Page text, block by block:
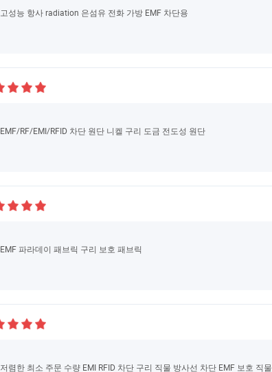
고성능 항사 radiation 은섬유 전화 가방 EMF 차단용
EMF/RF/EMI/RFID 차단 원단 니켈 구리 도금 전도성 원단
EMF 파라데이 패브릭 구리 보호 패브릭
저렴한 최소 주문 수량 EMI RFID 차단 구리 직물 방사선 차단 EMF 보호 직물